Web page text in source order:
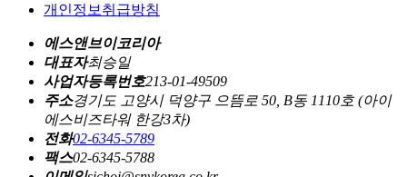
개인정보취급방침
에스앤브이코리아
대표자최승일
사업자등록번호213-01-49509
주소경기도 고양시 덕양구 으뜸로 50, B동 1110호 (아이
에스비즈타워 한강3차)
전화02-6345-5789
팩스02-6345-5788